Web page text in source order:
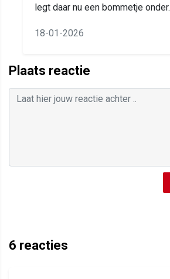
legt daar nu een bommetje onder.
18-01-2026
Plaats reactie
6 reacties